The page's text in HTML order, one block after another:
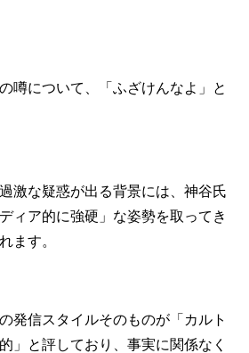
噂について、「ふざけんなよ」と
激な疑惑が出る背景には、神谷氏
ィア的に強硬」な姿勢を取ってき
ます。
発信スタイルそのものが「カルト
」と評しており、事実に関係なく